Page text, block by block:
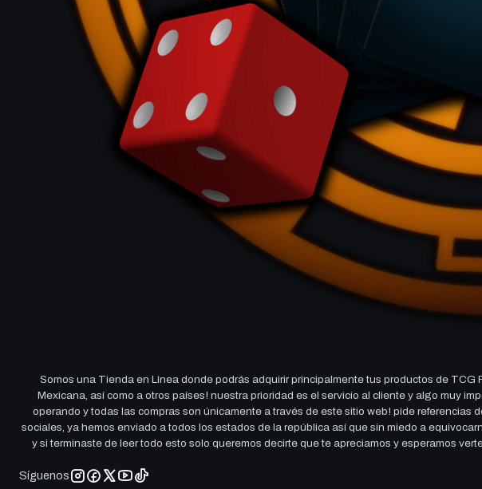
Somos una Tienda en Linea donde podrás adquirir principalmente tus productos de
Mexicana, así como a otros países! nuestra prioridad es el servicio al cliente y algo muy
operando y todas las compras son únicamente a través de este sitio web! pide
sociales, ya hemos enviado a todos los estados de la república así que sin miedo a
y si terminaste de leer todo esto solo queremos decirte que te apreciamos y esperamos
Síguenos